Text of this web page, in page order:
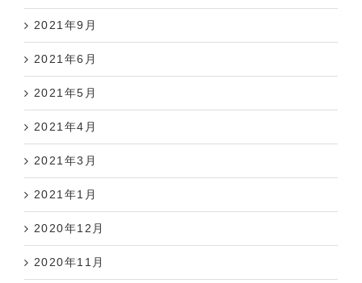
2021年9月
2021年6月
2021年5月
2021年4月
2021年3月
2021年1月
2020年12月
2020年11月